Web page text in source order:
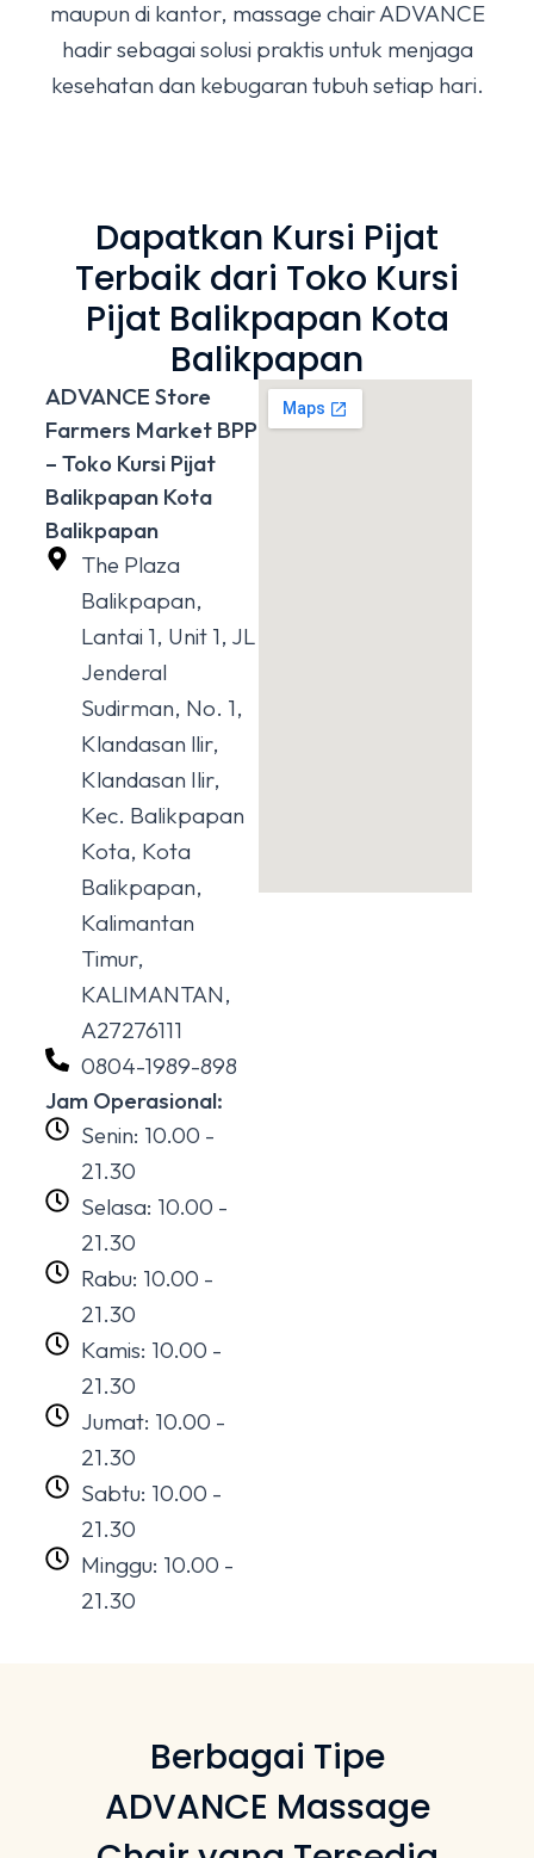
maupun di kantor, massage chair ADVANCE
hadir sebagai solusi praktis untuk menjaga
kesehatan dan kebugaran tubuh setiap hari.
Dapatkan Kursi Pijat
Terbaik dari Toko Kursi
Pijat Balikpapan Kota
Balikpapan
ADVANCE Store
Farmers Market BPP
– Toko Kursi Pijat
Balikpapan Kota
Balikpapan
The Plaza
Balikpapan,
Lantai 1, Unit 1, JL
Jenderal
Sudirman, No. 1,
Klandasan llir,
Klandasan Ilir,
Kec. Balikpapan
Kota, Kota
Balikpapan,
Kalimantan
Timur,
KALIMANTAN,
A27276111
0804-1989-898
Jam Operasional:
Senin: 10.00 -
21.30
Selasa: 10.00 -
21.30
Rabu: 10.00 -
21.30
Kamis: 10.00 -
21.30
Jumat: 10.00 -
21.30
Sabtu: 10.00 -
21.30
Minggu: 10.00 -
21.30
Berbagai Tipe
ADVANCE Massage